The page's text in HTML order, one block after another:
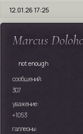
12.01.26 17:25
Marcus
not enough
сообщений:
307
уважение:
+1053
галлеоны: